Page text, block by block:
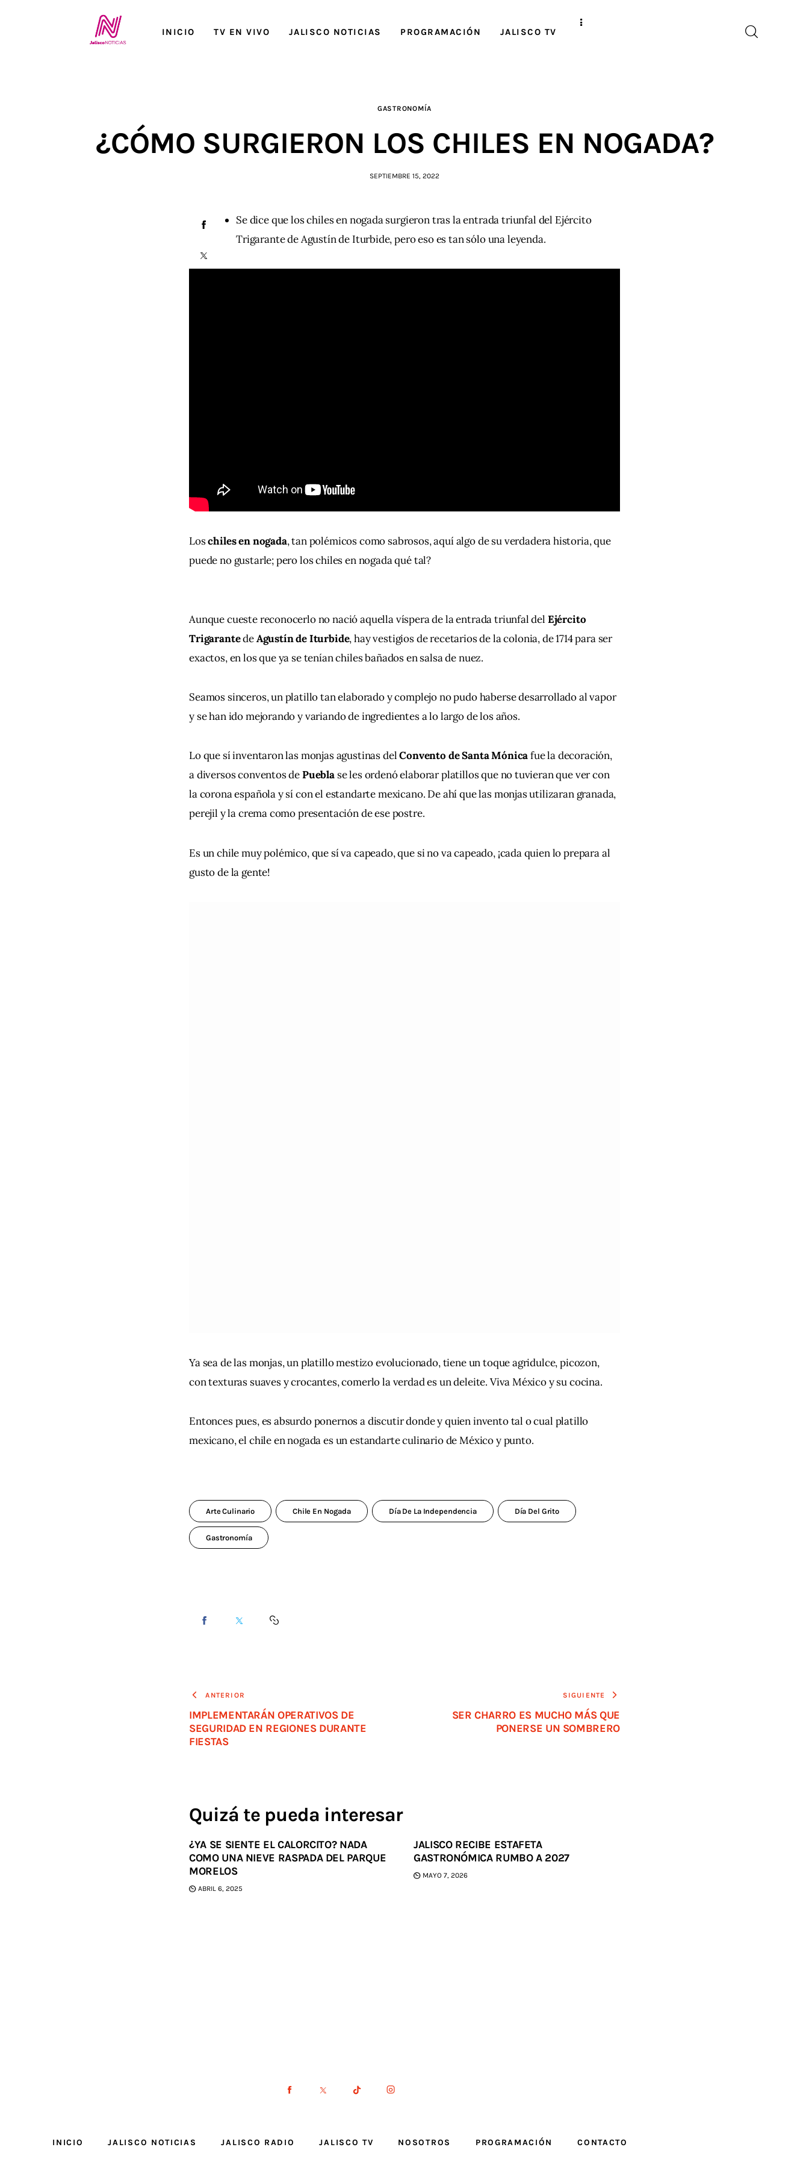
INICIO TV EN VIVO JALISCO NOTICIAS PROGRAMACIÓN JALISCO TV
GASTRONOMÍA
¿CÓMO SURGIERON LOS CHILES EN NOGADA?
SEPTIEMBRE 15, 2022
Se dice que los chiles en nogada surgieron tras la entrada triunfal del Ejército
Trigarante de Agustín de Iturbide, pero eso es tan sólo una leyenda.
Los chiles en nogada, tan polémicos como sabrosos, aquí algo de su verdadera historia, que
puede no gustarle; pero los chiles en nogada qué tal?
Aunque cueste reconocerlo no nació aquella víspera de la entrada triunfal del Ejército
Trigarante de Agustín de Iturbide, hay vestigios de recetarios de la colonia, de 1714 para ser
exactos, en los que ya se tenían chiles bañados en salsa de nuez.
Seamos sinceros, un platillo tan elaborado y complejo no pudo haberse desarrollado al vapor
y se han ido mejorando y variando de ingredientes a lo largo de los años.
Lo que sí inventaron las monjas agustinas del Convento de Santa Mónica fue la decoración,
a diversos conventos de Puebla se les ordenó elaborar platillos que no tuvieran que ver con
la corona española y sí con el estandarte mexicano. De ahí que las monjas utilizaran granada,
perejil y la crema como presentación de ese postre.
Es un chile muy polémico, que sí va capeado, que si no va capeado, ¡cada quien lo prepara al
gusto de la gente!
Ya sea de las monjas, un platillo mestizo evolucionado, tiene un toque agridulce, picozon,
con texturas suaves y crocantes, comerlo la verdad es un deleite. Viva México y su cocina.
Entonces pues, es absurdo ponernos a discutir donde y quien invento tal o cual platillo
mexicano, el chile en nogada es un estandarte culinario de México y punto.
Arte Culinario Chile En Nogada Día De La Independencia Día Del Grito
Gastronomía
ANTERIOR
IMPLEMENTARÁN OPERATIVOS DE
SEGURIDAD EN REGIONES DURANTE
FIESTAS
SIGUIENTE
SER CHARRO ES MUCHO MÁS QUE
PONERSE UN SOMBRERO
Quizá te pueda interesar
¿YA SE SIENTE EL CALORCITO? NADA
COMO UNA NIEVE RASPADA DEL PARQUE
MORELOS
ABRIL 6, 2025
JALISCO RECIBE ESTAFETA
GASTRONÓMICA RUMBO A 2027
MAYO 7, 2026
INICIO JALISCO NOTICIAS JALISCO RADIO JALISCO TV NOSOTROS PROGRAMACIÓN CONTACTO